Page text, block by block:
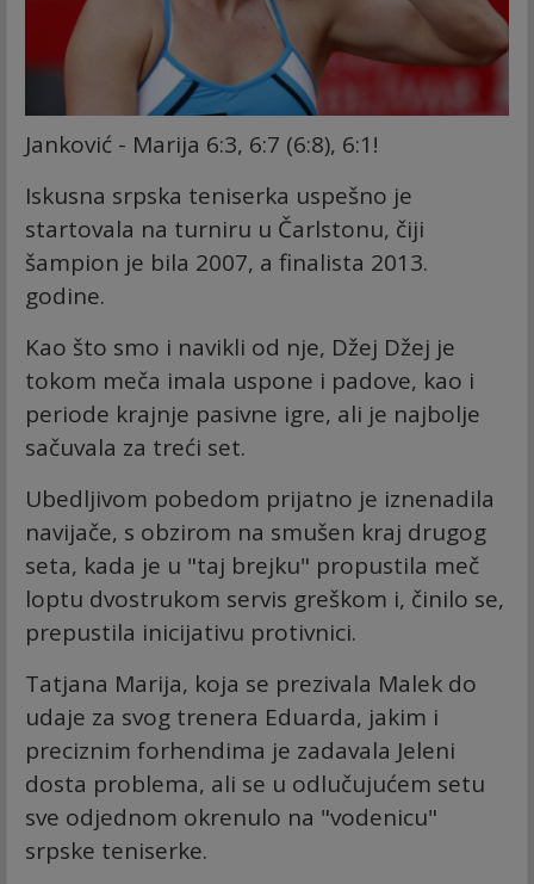
Janković - Marija 6:3, 6:7 (6:8), 6:1!
Iskusna srpska teniserka uspešno je
startovala na turniru u Čarlstonu, čiji
šampion je bila 2007, a finalista 2013.
godine.
Kao što smo i navikli od nje, Džej Džej je
tokom meča imala uspone i padove, kao i
periode krajnje pasivne igre, ali je najbolje
sačuvala za treći set.
Ubedljivom pobedom prijatno je iznenadila
navijače, s obzirom na smušen kraj drugog
seta, kada je u "taj brejku" propustila meč
loptu dvostrukom servis greškom i, činilo se,
prepustila inicijativu protivnici.
Tatjana Marija, koja se prezivala Malek do
udaje za svog trenera Eduarda, jakim i
preciznim forhendima je zadavala Jeleni
dosta problema, ali se u odlučujućem setu
sve odjednom okrenulo na "vodenicu"
srpske teniserke.